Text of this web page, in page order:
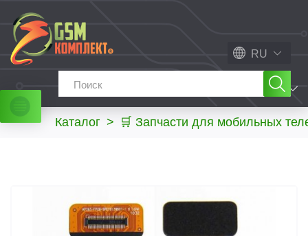
RU
МЕНЮ
Каталог > 🛒 Запчасти для мобильных